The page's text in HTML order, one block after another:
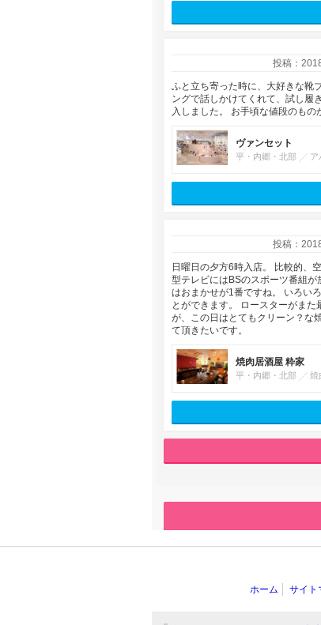
投稿：
ふと立ち寄った時に、大好きな靴
ングで話しかけてくれて、試し履
入しました。 お手頃な値段のもの
ヴァンセット
平・内郷・北部 ア
投稿：
日曜日の夕方6時入店。 比較的、
型テレビにはBSのスポーツ番組
はおまかせが1番ですね。 いろい
とができます。 ロースターがま
が、この日はとてもクリーン？な
て頂きたいです。
焼肉居酒屋 粋家
平・内郷・北部 焼
ホーム サイト